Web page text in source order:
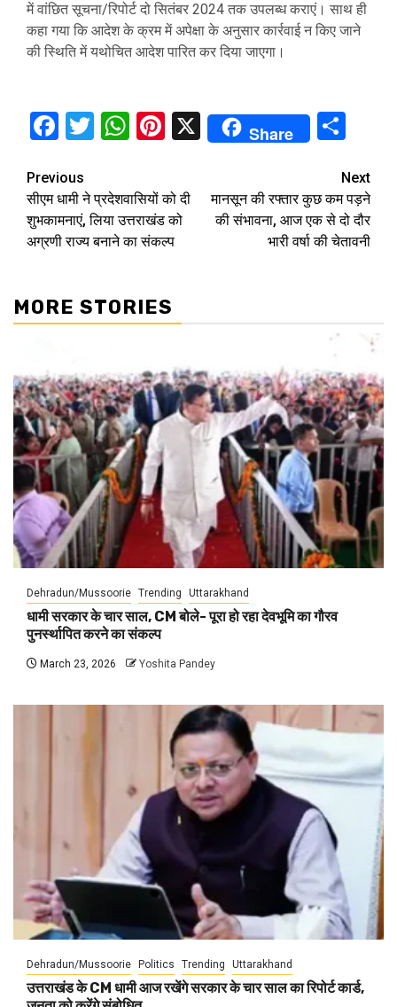
में वांछित सूचना/रिपोर्ट दो सितंबर 2024 तक उपलब्ध कराएं। साथ ही
कहा गया कि आदेश के क्रम में अपेक्षा के अनुसार कार्रवाई न किए जाने
की स्थिति में यथोचित आदेश पारित कर दिया जाएगा।
Facebook
Twitter
WhatsApp
Pinterest
X Share
Continue
Reading
Previous
सीएम धामी ने प्रदेशवासियों को दी
शुभकामनाएं, लिया उत्तराखंड को
अग्रणी राज्य बनाने का संकल्प
Next
मानसून की रफ्तार कुछ कम पड़ने
की संभावना, आज एक से दो दौर
भारी वर्षा की चेतावनी
MORE STORIES
Dehradun/Mussoorie Trending Uttarakhand
धामी सरकार के चार साल, CM बोले- पूरा हो रहा देवभूमि का गौरव
पुनर्स्थापित करने का संकल्प
March 23, 2026 Yoshita Pandey
Dehradun/Mussoorie Politics Trending Uttarakhand
उत्तराखंड के CM धामी आज रखेंगे सरकार के चार साल का रिपोर्ट कार्ड,